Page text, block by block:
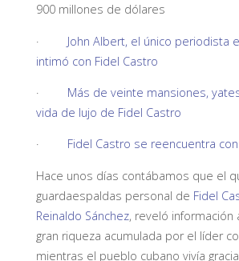
900 millones de dólares
· John Albert, el único periodista
intimó con Fidel Castro
· Más de veinte mansiones,
vida de lujo de Fidel Castro
· Fidel Castro se reencuentra con
Hace unos días contábamos que el
guardaespaldas personal de Fidel
Reinaldo Sánchez, reveló información
gran riqueza acumulada por el líder
mientras el pueblo cubano vivía